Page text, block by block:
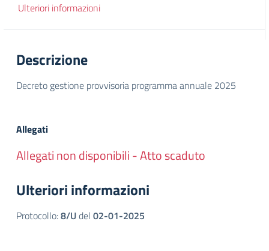
Ulteriori informazioni
Descrizione
Decreto gestione provvisoria programma annuale 2025
Allegati
Allegati non disponibili - Atto scaduto
Ulteriori informazioni
Protocollo:8/Udel 02-01-2025